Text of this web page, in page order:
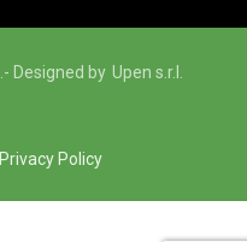
- Designed by Upen s.r.l.
Privacy Policy